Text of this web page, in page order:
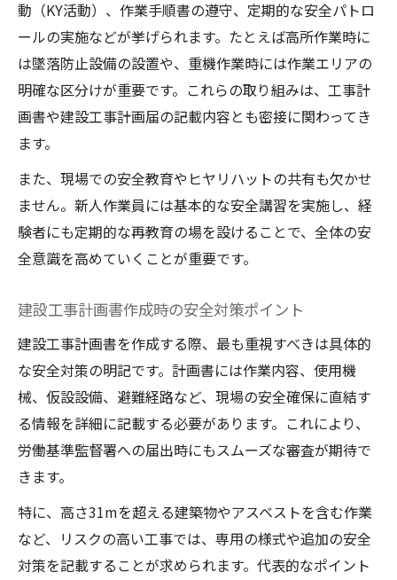
動（KY活動）、作業手順書の遵守、定期的な安全パトロ
ールの実施などが挙げられます。たとえば高所作業時に
は墜落防止設備の設置や、重機作業時には作業エリアの
明確な区分けが重要です。これらの取り組みは、工事計
画書や建設工事計画届の記載内容とも密接に関わってき
ます。
また、現場での安全教育やヒヤリハットの共有も欠かせ
ません。新人作業員には基本的な安全講習を実施し、経
験者にも定期的な再教育の場を設けることで、全体の安
全意識を高めていくことが重要です。
建設工事計画書作成時の安全対策ポイント
建設工事計画書を作成する際、最も重視すべきは具体的
な安全対策の明記です。計画書には作業内容、使用機
械、仮設設備、避難経路など、現場の安全確保に直結す
る情報を詳細に記載する必要があります。これにより、
労働基準監督署への届出時にもスムーズな審査が期待で
きます。
特に、高さ31mを超える建築物やアスベストを含む作業
など、リスクの高い工事では、専用の様式や追加の安全
対策を記載することが求められます。代表的なポイント